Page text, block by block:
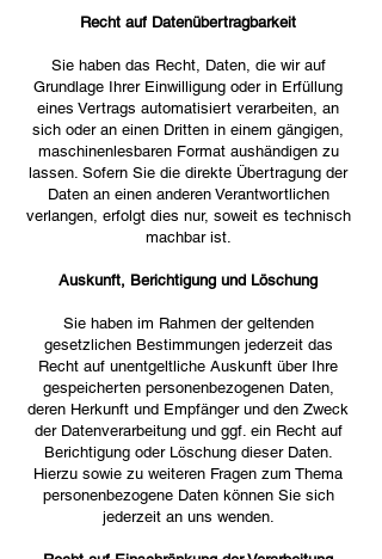
Recht auf Datenübertragbarkeit
Sie haben das Recht, Daten, die wir auf
Grundlage Ihrer Einwilligung oder in Erfüllung
eines Vertrags automatisiert verarbeiten, an
sich oder an einen Dritten in einem gängigen,
maschinenlesbaren Format aushändigen zu
lassen. Sofern Sie die direkte Übertragung der
Daten an einen anderen Verantwortlichen
verlangen, erfolgt dies nur, soweit es technisch
machbar ist.
Auskunft, Berichtigung und Löschung
Sie haben im Rahmen der geltenden
gesetzlichen Bestimmungen jederzeit das
Recht auf unentgeltliche Auskunft über Ihre
gespeicherten personenbezogenen Daten,
deren Herkunft und Empfänger und den Zweck
der Datenverarbeitung und ggf. ein Recht auf
Berichtigung oder Löschung dieser Daten.
Hierzu sowie zu weiteren Fragen zum Thema
personenbezogene Daten können Sie sich
jederzeit an uns wenden.